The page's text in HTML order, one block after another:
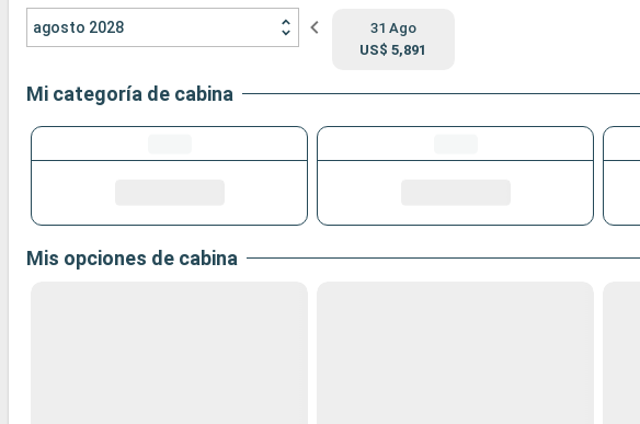
agosto 2028
31 Ago
US$ 5,891
Mi categoría de cabina
Mis opciones de cabina